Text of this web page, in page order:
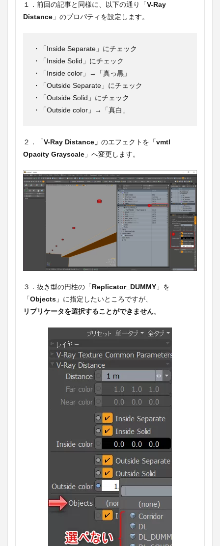
１．前回の記事と同様に、以下の通り「V-Ray
Distance 」のプロパティを設定します。
・「Inside Separate」にチェック
・「Inside Solid」にチェック
・「Inside color」→「真っ黒」
・「Outside Separate」にチェック
・「Outside Solid」にチェック
・「Outside color」→「真白」
２．「V-Ray Distance」 のエフェクトを「vmtl
Opacity Grayscale 」へ変更します。
３．抜き型の円柱の「Replicator_DUMMY 」を
「Objects 」に指定したいところですが、
リプリケータを選択することができません。